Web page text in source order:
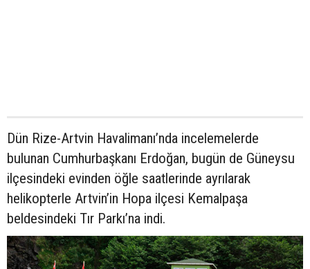
Dün Rize-Artvin Havalimanı’nda incelemelerde
bulunan Cumhurbaşkanı Erdoğan, bugün de Güneysu
ilçesindeki evinden öğle saatlerinde ayrılarak
helikopterle Artvin’in Hopa ilçesi Kemalpaşa
beldesindeki Tır Parkı’na indi.